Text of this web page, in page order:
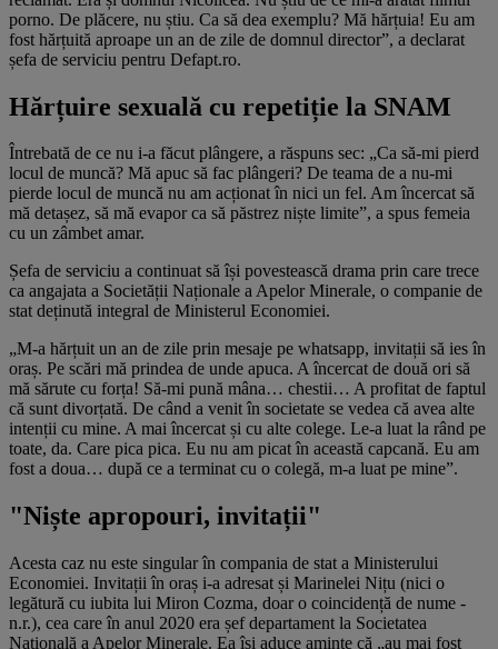
porno. De plăcere, nu știu. Ca să dea exemplu? Mă hărțuia! Eu am
fost hărțuită aproape un an de zile de domnul director”, a declarat
șefa de serviciu pentru Defapt.ro.
Hărțuire sexuală cu repetiție la SNAM
Întrebată de ce nu i-a făcut plângere, a răspuns sec: „Ca să-mi pierd
locul de muncă? Mă apuc să fac plângeri? De teama de a nu-mi
pierde locul de muncă nu am acționat în nici un fel. Am încercat să
mă detașez, să mă evapor ca să păstrez niște limite”, a spus femeia
cu un zâmbet amar.
Șefa de serviciu a continuat să își povestească drama prin care trece
ca angajata a Societății Naționale a Apelor Minerale, o companie de
stat deținută integral de Ministerul Economiei.
„M-a hărțuit un an de zile prin mesaje pe whatsapp, invitații să ies în
oraș. Pe scări mă prindea de unde apuca. A încercat de două ori să
mă sărute cu forța! Să-mi pună mâna… chestii… A profitat de faptul
că sunt divorțată. De când a venit în societate se vedea că avea alte
intenții cu mine. A mai încercat și cu alte colege. Le-a luat la rând pe
toate, da. Care pica pica. Eu nu am picat în această capcană. Eu am
fost a doua… după ce a terminat cu o colegă, m-a luat pe mine”.
"Niște apropouri, invitații"
Acesta caz nu este singular în compania de stat a Ministerului
Economiei. Invitații în oraș i-a adresat și Marinelei Nițu (nici o
legătură cu iubita lui Miron Cozma, doar o coincidență de nume -
n.r.), cea care în anul 2020 era șef departament la Societatea
Națională a Apelor Minerale. Ea își aduce aminte că „au mai fost